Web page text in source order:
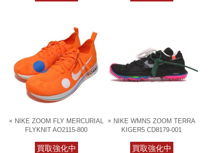
× NIKE ZOOM FLY MERCURIAL
FLYKNIT AO2115-800
買取強化中
× NIKE WMNS ZOOM TERRA
KIGER5 CD8179-001
買取強化中